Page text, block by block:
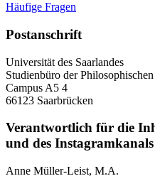
Häufige Fragen
Postanschrift
Universität des Saarlandes
Studienbüro der
Campus A5 4
66123 Saarbrücken
Verantwortlich für die
und des
Anne Müller-Leist, M.A.